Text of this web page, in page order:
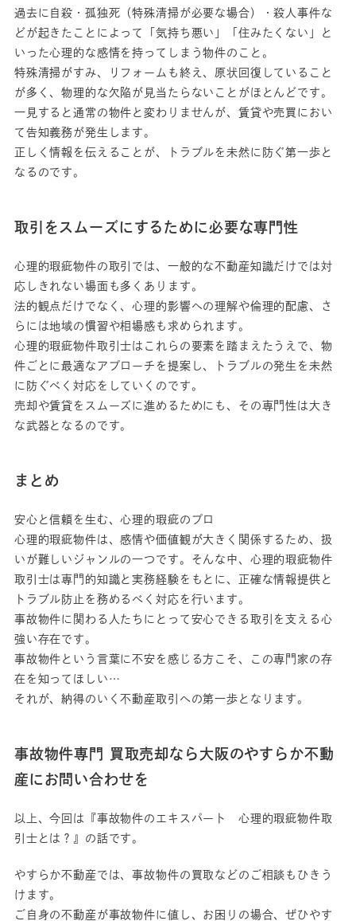
過去に自殺・孤独死（特殊清掃が必要な場合）・殺人事件な
どが起きたことによって「気持ち悪い」「住みたくない」と
いった心理的な感情を持ってしまう物件のこと。
特殊清掃がすみ、リフォームも終え、原状回復していること
が多く、物理的な欠陥が見当たらないことがほとんどです。
一見すると通常の物件と変わりませんが、賃貸や売買におい
て告知義務が発生します。
正しく情報を伝えることが、トラブルを未然に防ぐ第一歩と
なるのです。
取引をスムーズにするために必要な専門性
心理的瑕疵物件の取引では、一般的な不動産知識だけでは対
応しきれない場面も多くあります。
法的観点だけでなく、心理的影響への理解や倫理的配慮、さ
らには地域の慣習や相場感も求められます。
心理的瑕疵物件取引士はこれらの要素を踏まえたうえで、物
件ごとに最適なアプローチを提案し、トラブルの発生を未然
に防ぐべく対応をしていくのです。
売却や賃貸をスムーズに進めるためにも、その専門性は大き
な武器となるのです。
まとめ
安心と信頼を生む、心理的瑕疵のプロ
心理的瑕疵物件は、感情や価値観が大きく関係するため、扱
いが難しいジャンルの一つです。そんな中、心理的瑕疵物件
取引士は専門的知識と実務経験をもとに、正確な情報提供と
トラブル防止を務めるべく対応を行います。
事故物件に関わる人たちにとって安心できる取引を支える心
強い存在です。
事故物件という言葉に不安を感じる方こそ、この専門家の存
在を知ってほしい…
それが、納得のいく不動産取引への第一歩となります。
事故物件専門 買取売却なら大阪のやすらか不動
産にお問い合わせを
以上、今回は『事故物件のエキスパート 心理的瑕疵物件取
引士とは？』の話です。
やすらか不動産では、事故物件の買取などのご相談もひきう
けます。
ご自身の不動産が事故物件に値し、お困りの場合、ぜひやす